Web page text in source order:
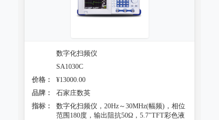
数字化扫频仪
SA1030C
价格：
¥13000.00
品牌：
石家庄数英
指标：
数字化扫频仪，20Hz～30MHz(幅频)，相位
范围180度，输出阻抗50Ω，5.7"TFT彩色液